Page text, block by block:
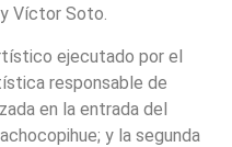
Víctor Soto.
ejecutado por el
responsable de
en la entrada del
y la segunda